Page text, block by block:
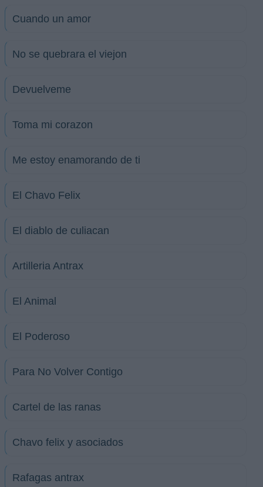
Cuando un amor
No se quebrara el viejon
Devuelveme
Toma mi corazon
Me estoy enamorando de ti
El Chavo Felix
El diablo de culiacan
Artilleria Antrax
El Animal
El Poderoso
Para No Volver Contigo
Cartel de las ranas
Chavo felix y asociados
Rafagas antrax